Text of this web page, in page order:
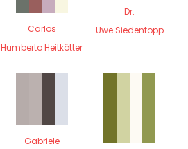
Carlos
Humberto Heitkötter
Dr.
Uwe Siedentopp
Gabriele